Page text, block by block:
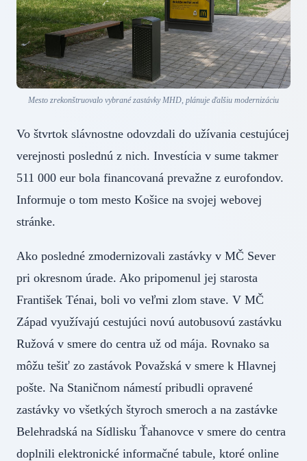
Mesto zrekonštruovalo vybrané zastávky MHD, plánuje ďalšiu modernizáciu
Vo štvrtok slávnostne odovzdali do užívania cestujúcej
verejnosti poslednú z nich. Investícia v sume takmer
511 000 eur bola financovaná prevažne z eurofondov.
Informuje o tom mesto Košice na svojej webovej
stránke.
Ako posledné zmodernizovali zastávky v MČ Sever
pri okresnom úrade. Ako pripomenul jej starosta
František Ténai, boli vo veľmi zlom stave. V MČ
Západ využívajú cestujúci novú autobusovú zastávku
Ružová v smere do centra už od mája. Rovnako sa
môžu tešiť zo zastávok Považská v smere k Hlavnej
pošte. Na Staničnom námestí pribudli opravené
zastávky vo všetkých štyroch smeroch a na zastávke
Belehradská na Sídlisku Ťahanovce v smere do centra
doplnili elektronické informačné tabule, ktoré online